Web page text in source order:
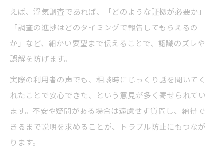
えば、浮気調査であれば、「どのような証拠が必要か」
「調査の進捗はどのタイミングで報告してもらえるの
か」など、細かい要望まで伝えることで、認識のズレや
誤解を防げます。
実際の利用者の声でも、相談時にじっくり話を聞いてく
れたことで安心できた、という意見が多く寄せられてい
ます。不安や疑問がある場合は遠慮せず質問し、納得で
きるまで説明を求めることが、トラブル防止にもつなが
ります。